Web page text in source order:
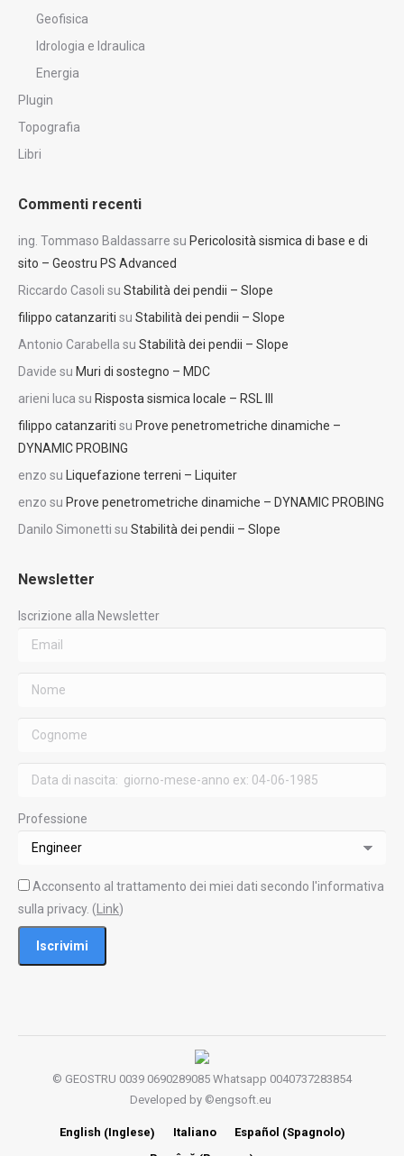
Geofisica
Idrologia e Idraulica
Energia
Plugin
Topografia
Libri
Commenti recenti
ing. Tommaso Baldassarre su Pericolosità sismica di base e di
sito – Geostru PS Advanced
Riccardo Casoli su Stabilità dei pendii – Slope
filippo catanzariti su Stabilità dei pendii – Slope
Antonio Carabella su Stabilità dei pendii – Slope
Davide su Muri di sostegno – MDC
arieni luca su Risposta sismica locale – RSL III
filippo catanzariti su Prove penetrometriche dinamiche –
DYNAMIC PROBING
enzo su
Liquefazione terreni – Liquiter
enzo su Prove penetrometriche dinamiche – DYNAMIC PROBING
Danilo Simonetti su Stabilità dei pendii – Slope
Newsletter
Iscrizione alla Newsletter
Professione
Acconsento al trattamento dei miei dati secondo l'informativa
sulla privacy. ( Link)
© GEOSTRU 0039 0690289085 Whatsapp 0040737283854
Developed by ©engsoft.eu
English (Inglese) Italiano Español (Spagnolo)